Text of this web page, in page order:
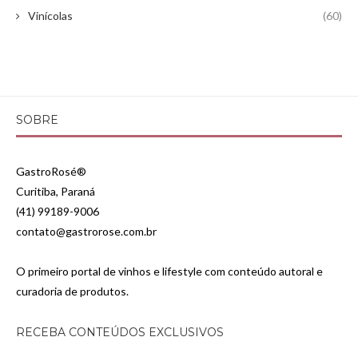
Vinícolas (60)
SOBRE
GastroRosé®
Curitiba, Paraná
(41) 99189-9006
contato@gastrorose.com.br
O primeiro portal de vinhos e lifestyle com conteúdo autoral e
curadoria de produtos.
RECEBA CONTEÚDOS EXCLUSIVOS